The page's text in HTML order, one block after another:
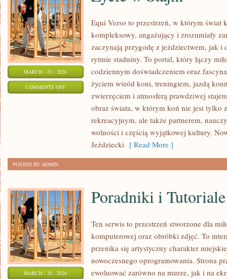
MARCH - 21 - 2026
COMMENTS OFFON
Equi Verso to przestrzeń, w którym świat
kompleksowy, angażujący i zrozumiały
zaczynają przygodę z jeździectwem, jak
rytmie stadniny. To portal, który łączy
codziennym doświadczeniem oraz
życiem wśród koni, treningiem, jazdą
zwierzęciem i atmosferą prawdziwej
obraz świata, w którym koń nie jest tylko
rekreacyjnym, ale także partnerem,
wolności i częścią wyjątkowej kultury.
Jeździecki [ Read More ]
POSTED BY ADMIN
MARCH - 20 - 2026
Poradniki i Tutoriale
Ten serwis to przestrzeń stworzone dla
komputerowej oraz obróbki zdjęć. To
przenika się artystyczny charakter
nowoczesnego oprogramowania. Strona
ewoluować zarówno na murze, jak i na